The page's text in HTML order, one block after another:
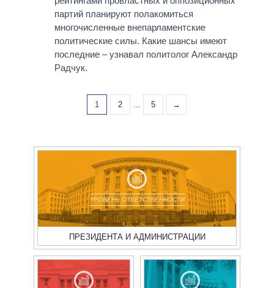
партий планируют полакомиться
многочисленные внепарламентские
политические силы. Какие шансы имеют
последние – узнавал политолог Александр
Радчук.
1 2 ... 5 →
УРОВЕНЬ ОТВЕТСТВЕННОСТИ
ПРЕЗИДЕНТА И АДМИНИСТРАЦИИ